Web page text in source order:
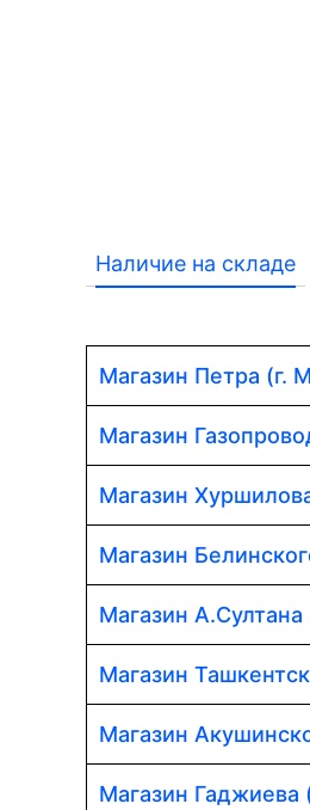
Наличие на складе
Магазин Петра (г.
Магазин
Магазин
Магазин
Магазин
Магазин
Магазин
Магазин Гаджиева